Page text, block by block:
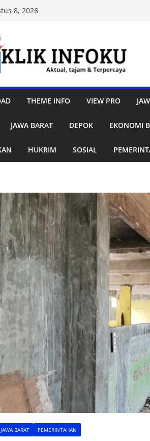
8, 2026
THEME INFO VIEW PRO
JAWA BARAT DEPOK EKONOMI
HUKRIM SOSIAL
JAWA BARAT PEMERINTAHAN